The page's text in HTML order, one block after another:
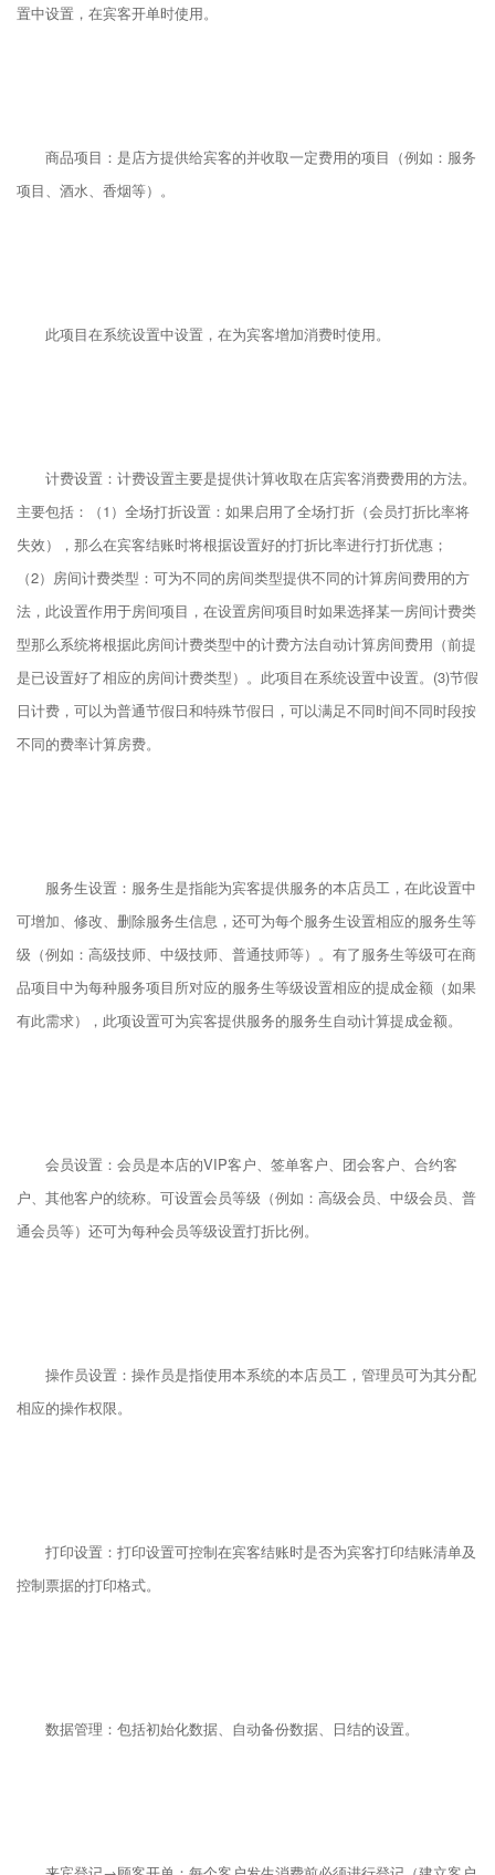
置中设置，在宾客开单时使用。
商品项目：是店方提供给宾客的并收取一定费用的项目（例如：服务
项目、酒水、香烟等）。
此项目在系统设置中设置，在为宾客增加消费时使用。
计费设置：计费设置主要是提供计算收取在店宾客消费费用的方法。
主要包括：（1）全场打折设置：如果启用了全场打折（会员打折比率将
失效），那么在宾客结账时将根据设置好的打折比率进行打折优惠；
（2）房间计费类型：可为不同的房间类型提供不同的计算房间费用的方
法，此设置作用于房间项目，在设置房间项目时如果选择某一房间计费类
型那么系统将根据此房间计费类型中的计费方法自动计算房间费用（前提
是已设置好了相应的房间计费类型）。此项目在系统设置中设置。(3)节假
日计费，可以为普通节假日和特殊节假日，可以满足不同时间不同时段按
不同的费率计算房费。
服务生设置：服务生是指能为宾客提供服务的本店员工，在此设置中
可增加、修改、删除服务生信息，还可为每个服务生设置相应的服务生等
级（例如：高级技师、中级技师、普通技师等）。有了服务生等级可在商
品项目中为每种服务项目所对应的服务生等级设置相应的提成金额（如果
有此需求），此项设置可为宾客提供服务的服务生自动计算提成金额。
会员设置：会员是本店的VIP客户、签单客户、团会客户、合约客
户、其他客户的统称。可设置会员等级（例如：高级会员、中级会员、普
通会员等）还可为每种会员等级设置打折比例。
操作员设置：操作员是指使用本系统的本店员工，管理员可为其分配
相应的操作权限。
打印设置：打印设置可控制在宾客结账时是否为宾客打印结账清单及
控制票据的打印格式。
数据管理：包括初始化数据、自动备份数据、日结的设置。